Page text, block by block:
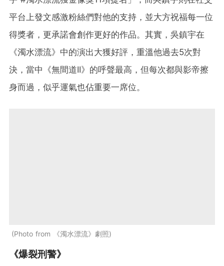
平台上發文感激粉絲們對他的支持，並大方祝福每一位
得獎者，更承諾會創作更好的作品。其實，吳鎮宇在
《濁水漂流》中的演出大獲好評，重溫他過去5次對
決，當中《無間道II》的呼聲最高，但每次都與影帝擦
身而過，似乎運氣也佔重要一席位。
Photo from 《濁水漂流》劇照
《爆裂刑警》